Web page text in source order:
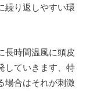
繰り返しやすい環
長時間温風に頭皮
していきます、特
場合はそれが刺激